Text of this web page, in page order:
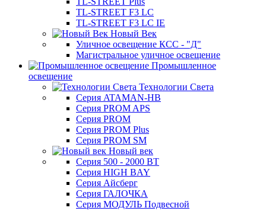
TL-STREET F3 LC
TL-STREET F3 LC IE
Новый Век
Уличное освещение КСС - "Д"
Магистральное уличное освещение
Промышленное
освещение
Технологии Света
Серия ATAMAN-HB
Серия PROM APS
Серия PROM
Серия PROM Plus
Серия PROM SM
Новый век
Серия 500 - 2000 ВТ
Серия HIGH BAY
Серия Айсберг
Серия ГАЛОЧКА
Серия МОДУЛЬ Подвесной